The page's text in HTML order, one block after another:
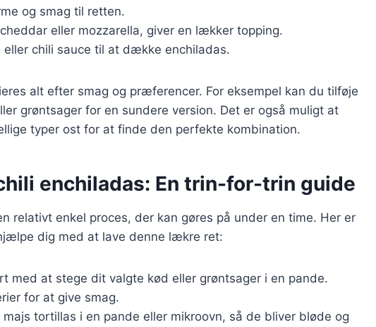
og smag til retten.
eller mozzarella, giver en lækker topping.
eller chili sauce til at dække enchiladas.
alt efter smag og præferencer. For eksempel kan du tilføje
grøntsager for en sundere version. Det er også muligt at
typer ost for at finde den perfekte kombination.
enchiladas: En trin-for-trin guide
relativt enkel proces, der kan gøres på under en time. Her er
dig med at lave denne lækre ret:
med at stege dit valgte kød eller grøntsager i en pande.
for at give smag.
tortillas i en pande eller mikroovn, så de bliver bløde og